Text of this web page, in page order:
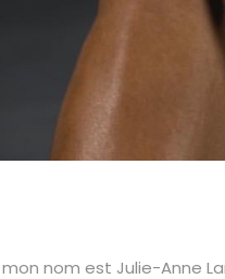
nom est Julie-Anne